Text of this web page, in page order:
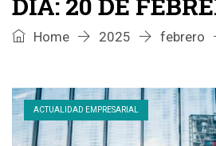
Home 2025 febrero
ACTUALIDAD EMPRESARIAL